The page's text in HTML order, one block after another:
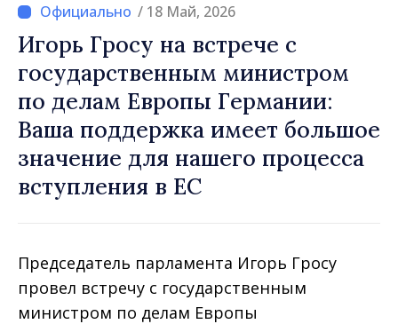
/ 18 Май, 2026
Игорь Гросу на встрече с
государственным министром
по делам Европы Германии:
Ваша поддержка имеет большое
значение для нашего процесса
вступления в ЕС
Председатель парламента Игорь Гросу
провел встречу с государственным
министром по делам Европы